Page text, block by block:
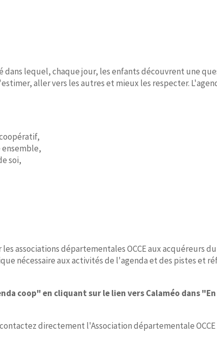
lequel, chaque jour, les enfants découvrent une
aller vers les autres et mieux les respecter.
ensemble,
soi,
associations départementales OCCE aux acquéreurs
nécessaire aux activités de l'agenda et des pistes et
coop" en cliquant sur le lien vers Calaméo dans
directement l'Association départementale OCCE